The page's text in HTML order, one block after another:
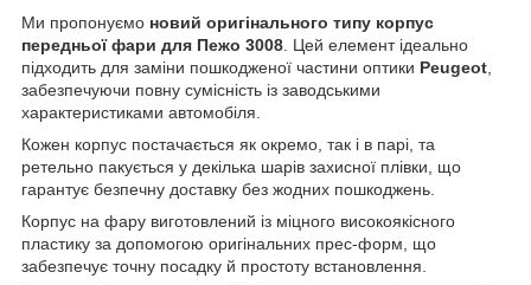
Ми пропонуємо новий оригінального типу корпус
передньої фари для Пежо 3008. Цей елемент ідеально
підходить для заміни пошкодженої частини оптики Peugeot,
забезпечуючи повну сумісність із заводськими
характеристиками автомобіля.
Кожен корпус постачається як окремо, так і в парі, та
ретельно пакується у декілька шарів захисної плівки, що
гарантує безпечну доставку без жодних пошкоджень.
Корпус на фару виготовлений із міцного високоякісного
пластику за допомогою оригінальних прес-форм, що
забезпечує точну посадку й простоту встановлення.